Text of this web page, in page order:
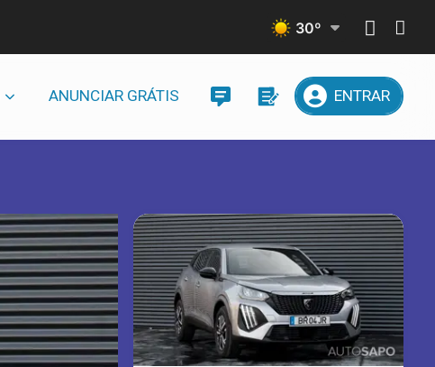
30º
ANUNCIAR GRÁTIS ENTRAR